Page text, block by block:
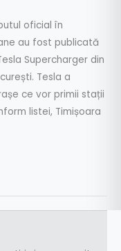
oficial în
au fost publicată
Supercharger din
Tesla a
ce vor primii stații
listei, Timișoara